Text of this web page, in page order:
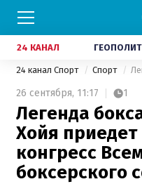
24 КАНАЛ
24 канал Спорт Спорт
26 сентября, 11:17 1
Легенда
Хойя
конгресс
боксерского